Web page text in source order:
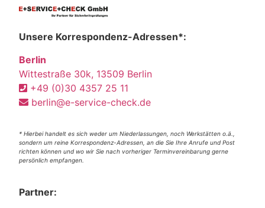
Unsere Korrespondenz-Adressen*:
Berlin
Wittestraße 30k, 13509 Berlin
+49 (0)30 4357 25 11
berlin@e-service-check.de
* Hierbei handelt es sich weder um Niederlassungen, noch Werkstätten o.ä.,
sondern um reine Korrespondenz-Adressen, an die Sie Ihre Anrufe und Post
richten können und wo wir Sie nach vorheriger Terminvereinbarung gerne
persönlich empfangen.
Partner: